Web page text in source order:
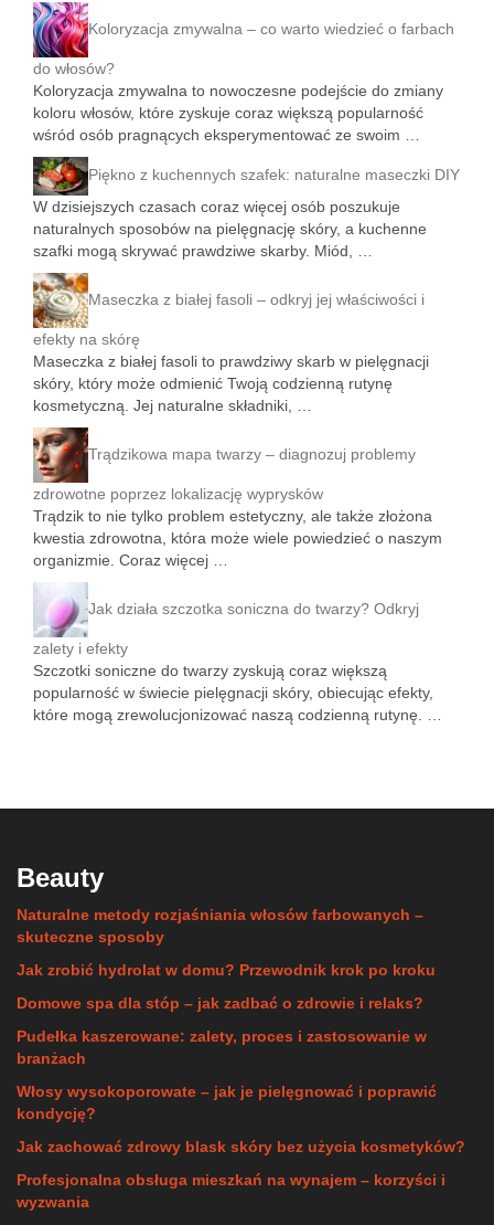
Koloryzacja zmywalna – co warto wiedzieć o farbach
do włosów?
Koloryzacja zmywalna to nowoczesne podejście do zmiany
koloru włosów, które zyskuje coraz większą popularność
wśród osób pragnących eksperymentować ze swoim …
Piękno z kuchennych szafek: naturalne maseczki DIY
W dzisiejszych czasach coraz więcej osób poszukuje
naturalnych sposobów na pielęgnację skóry, a kuchenne
szafki mogą skrywać prawdziwe skarby. Miód, …
Maseczka z białej fasoli – odkryj jej właściwości i
efekty na skórę
Maseczka z białej fasoli to prawdziwy skarb w pielęgnacji
skóry, który może odmienić Twoją codzienną rutynę
kosmetyczną. Jej naturalne składniki, …
Trądzikowa mapa twarzy – diagnozuj problemy
zdrowotne poprzez lokalizację wyprysków
Trądzik to nie tylko problem estetyczny, ale także złożona
kwestia zdrowotna, która może wiele powiedzieć o naszym
organizmie. Coraz więcej …
Jak działa szczotka soniczna do twarzy? Odkryj
zalety i efekty
Szczotki soniczne do twarzy zyskują coraz większą
popularność w świecie pielęgnacji skóry, obiecując efekty,
które mogą zrewolucjonizować naszą codzienną rutynę. …
Beauty
Naturalne metody rozjaśniania włosów farbowanych –
skuteczne sposoby
Jak zrobić hydrolat w domu? Przewodnik krok po kroku
Domowe spa dla stóp – jak zadbać o zdrowie i relaks?
Pudełka kaszerowane: zalety, proces i zastosowanie w
branżach
Włosy wysokoporowate – jak je pielęgnować i poprawić
kondycję?
Jak zachować zdrowy blask skóry bez użycia kosmetyków?
Profesjonalna obsługa mieszkań na wynajem – korzyści i
wyzwania